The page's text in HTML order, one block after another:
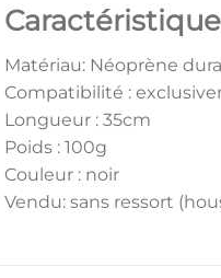
Matériau: Néoprène
Compatibilité :
Longueur : 35cm
Poids : 100g
Couleur : noir
Vendu: sans ressort